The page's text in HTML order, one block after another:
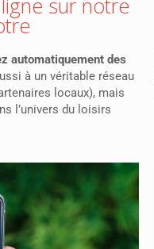
sur notre
automatiquement des
à un véritable réseau
locaux), mais
l’univers du loisirs